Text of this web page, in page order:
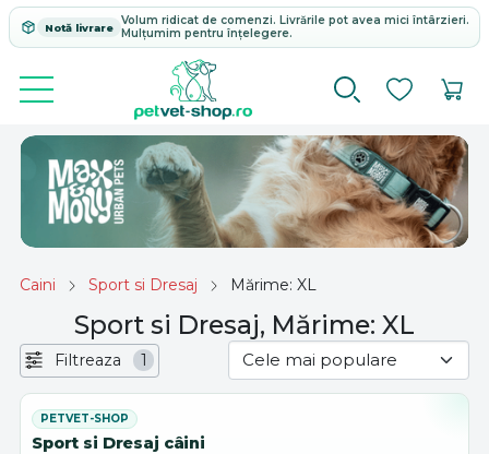
Notă livrare
Volum ridicat de comenzi. Livrările pot avea mici întârzieri.
Mulțumim pentru înțelegere.
Caini Sport si Dresaj Mărime: XL
Sport si Dresaj, Mărime: XL
Filtreaza 1
Sport si Dresaj câini